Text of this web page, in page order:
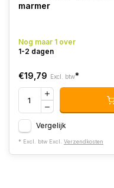
marmer
Nog maar 1 over
1-2 dagen
€19,79 Excl. btw*
Vergelijk
* Excl. btw Excl. Verzendkosten